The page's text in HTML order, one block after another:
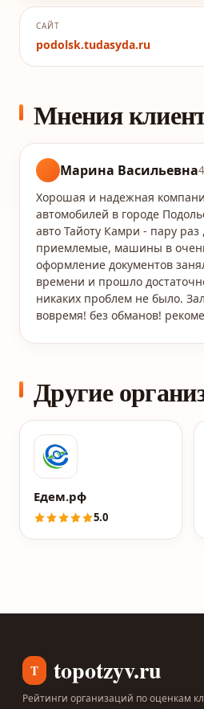
САЙТ
podolsk.tudasyda.ru
Мнения
Марина Васильевна
Хорошая и надежная
автомобилей в городе
авто Тайоту Камри - пару
приемлемые, машины в
оформление документов
времени и прошло
никаких проблем не было.
вовремя! без обманов!
Другие
Едем.рф
5.0
T topotzyv.ru
Рейтинги организаций по оценкам